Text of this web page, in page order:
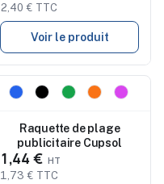
2,40 € TTC
Voir le produit
Nouveau
Raquette de plage
publicitaire Cupsol
1,44 €
1,73 € TTC